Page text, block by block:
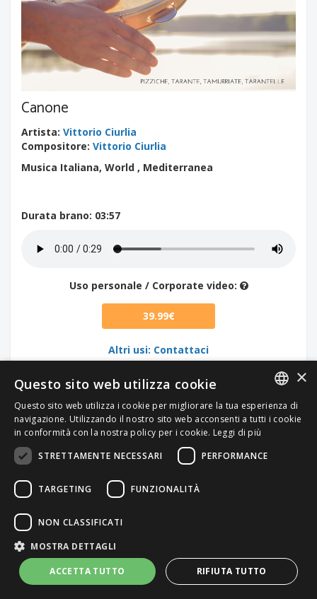
Canone
Artista: Vittorio Ciurlia
Compositore: Vittorio Ciurlia
Musica Italiana, World , Mediterranea
Durata brano: 03:57
Uso personale / Corporate video:
39.99€
Altri usi: Contattaci
ITALIAN
×
Questo sito web utilizza cookie
Questo sito web utilizza i cookie per migliorare la tua esperienza di
navigazione. Utilizzando il nostro sito web acconsenti a tutti i cookie
in conformità con la nostra policy per i cookie. Leggi di più
STRETTAMENTE NECESSARI
PERFORMANCE
TARGETING FUNZIONALITÀ
NON CLASSIFICATI
MOSTRA DETTAGLI
ACCETTA TUTTO RIFIUTA TUTTO